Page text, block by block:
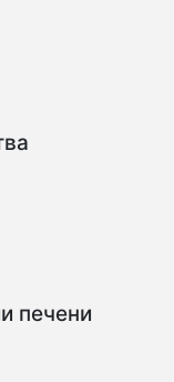
печени